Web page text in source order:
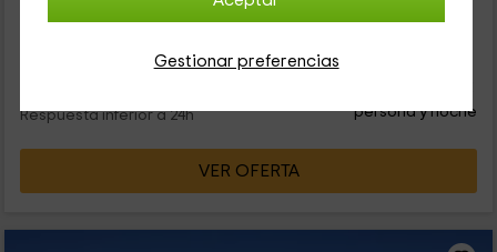
Gestionar preferencias
Es una zona ideal para disfrutar de la naturaleza. Podréis
alojaros...
Respuesta inferior a 24h
persona y noche
VER OFERTA